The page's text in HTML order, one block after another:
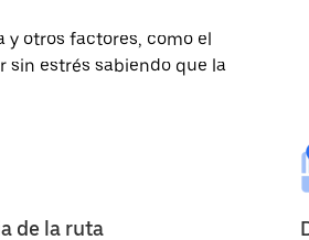
y otros factores, como el
sin estrés sabiendo que la
de la ruta